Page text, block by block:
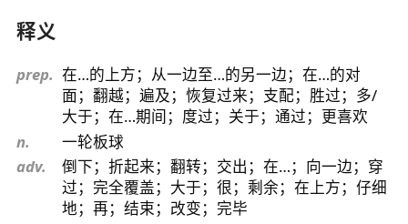
释义
prep. 在…的上方；从一边至…的另一边；在…的对
面；翻越；遍及；恢复过来；支配；胜过；多/
大于；在…期间；度过；关于；通过；更喜欢
n.
一轮板球
adv.
倒下；折起来；翻转；交出；在…；向一边；穿
过；完全覆盖；大于；很；剩余；在上方；仔细
地；再；结束；改变；完毕